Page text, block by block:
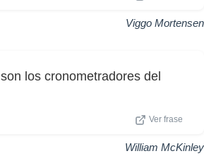
Viggo Mortensen
son los cronometradores del
Ver frase
William McKinley